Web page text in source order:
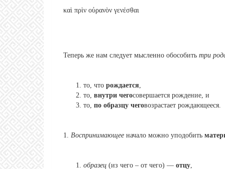
καὶ πρὶν οὐρανὸν γενέσθαι
Теперь же нам следует мысленно обособить три
то, что рождается
то, внутри чегосовершается рождение, и
то, по образцу чеговозрастает рождающееся.
1. Воспринимающее начало можно уподобить
образец (из чего – от чего) — отцу